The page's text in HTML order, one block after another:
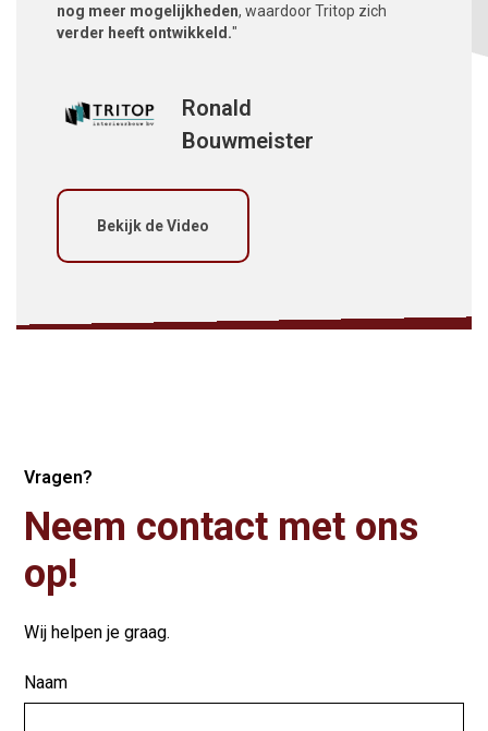
nog meer mogelijkheden, waardoor Tritop zich
verder heeft ontwikkeld."
Ronald
Bouwmeister
Bekijk de Video
Vragen?
Neem contact met ons
op!
Wij helpen je graag.
Naam